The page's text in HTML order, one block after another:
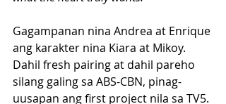
Gagampanan nina Andrea at Enrique
ang karakter nina Kiara at Mikoy.
Dahil fresh pairing at dahil pareho
silang galing sa ABS-CBN, pinag-
uusapan ang first project nila sa TV5.